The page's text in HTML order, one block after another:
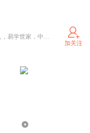
喜马拉雅优秀月度主播，职业投资人，易学世家，中国传统文化的传承者
加关注